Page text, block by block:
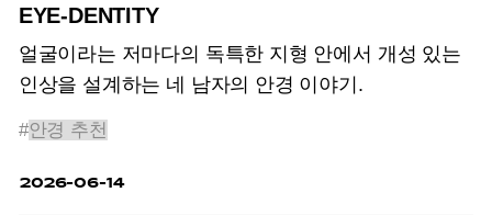
EYE-DENTITY
얼굴이라는 저마다의 독특한 지형 안에서 개성 있는
인상을 설계하는 네 남자의 안경 이야기.
#안경 추천
2026-06-14